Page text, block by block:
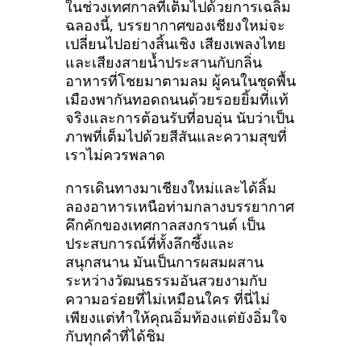
ในช่วงเทศกาลที่เต็มไปด้วยการเฉลิม
ฉลองนี้, บรรยากาศของเชียงใหม่จะ
เปลี่ยนไปอย่างสิ้นเชิง เสียงเพลงไทย
และเสียงสายน้ำประสานกับกลิ่น
อาหารที่โชยมาตามลม ผู้คนในชุดพื้น
เมืองพากันทอดถนนด้วยรอยยิ้มที่แท้
จริงและการต้อนรับที่อบอุ่น นับว่าเป็น
ภาพที่เต็มไปด้วยสีสันและความสุขที่
เราไม่ควรพลาด
การเดินทางมาเชียงใหม่และได้ลิ้ม
ลองอาหารเหนือท่ามกลางบรรยากาศ
คึกคักของเทศกาลสงกรานต์ เป็น
ประสบการณ์ที่ทั้งลึกซึ้งและ
สนุกสนาน มันเป็นการผสมผสาน
ระหว่างวัฒนธรรมอันสวยงามกับ
ความอร่อยที่ไม่เหมือนใคร ที่นี่ไม่
เพียงแต่ทำให้คุณอิ่มท้องแต่ยังอิ่มใจ
กับทุกคำที่ได้ชิม